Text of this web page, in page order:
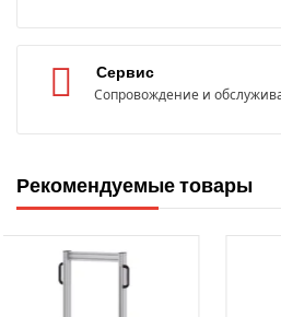
Сервис
Сопровождение и
Рекомендуемые товары